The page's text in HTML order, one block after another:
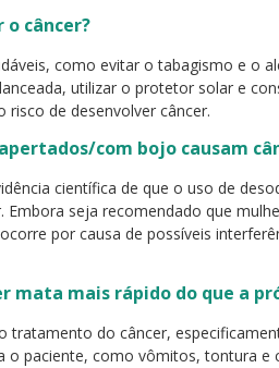
o câncer?
como evitar o tabagismo e o
utilizar o protetor solar e
risco de desenvolver câncer.
com bojo causam
científica de que o uso de
Embora seja recomendado que
por causa de possíveis
mata mais rápido do que a
tratamento do câncer,
o paciente, como vômitos, tontura